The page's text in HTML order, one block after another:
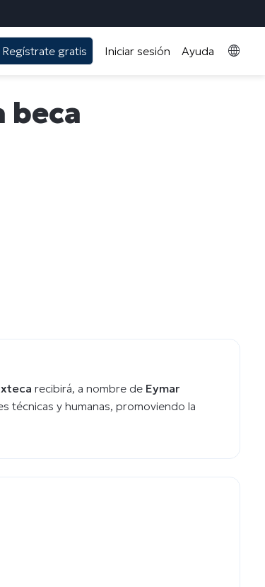
Regístrate gratis Iniciar sesión Ayuda
beca
recibirá, a nombre de Eymar
técnicas y humanas, promoviendo la